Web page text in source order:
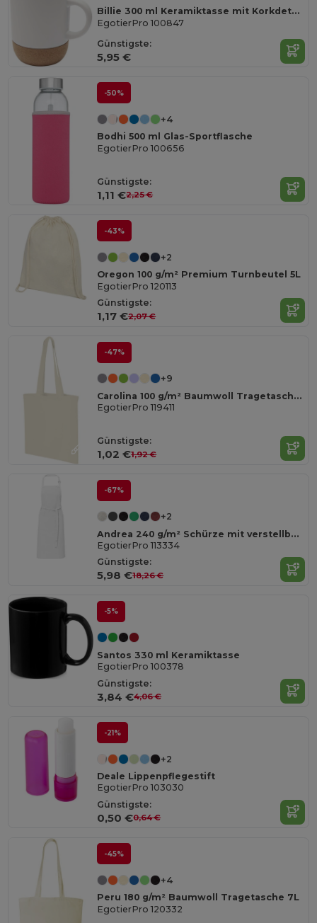
Billie 300 ml Keramiktasse mit Korkdetails
EgotierPro 100847
Günstigste:
5,95 €
-50%
+4
Bodhi 500 ml Glas-Sportflasche
EgotierPro 100656
Günstigste:
1,11 €2,25 €
-43%
+2
Oregon 100 g/m² Premium Turnbeutel 5L
EgotierPro 120113
Günstigste:
1,17 €2,07 €
-47%
+9
Carolina 100 g/m² Baumwoll Tragetasche 7L
EgotierPro 119411
Günstigste:
1,02 €1,92 €
-67%
+2
Andrea 240 g/m² Schürze mit verstellbarem Nackenband
EgotierPro 113334
Günstigste:
5,98 €18,26 €
-5%
Santos 330 ml Keramiktasse
EgotierPro 100378
Günstigste:
3,84 €4,06 €
-21%
+2
Deale Lippenpflegestift
EgotierPro 103030
Günstigste:
0,50 €0,64 €
-45%
+4
Peru 180 g/m² Baumwoll Tragetasche 7L
EgotierPro 120332